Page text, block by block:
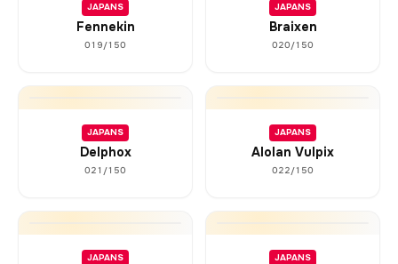
JAPANS
Fennekin
019/150
JAPANS
Braixen
020/150
JAPANS
Delphox
021/150
JAPANS
Alolan Vulpix
022/150
JAPANS JAPANS